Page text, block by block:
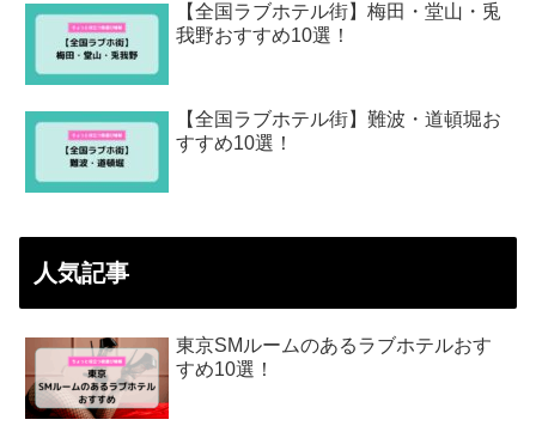
【全国ラブホテル街】梅田・堂山・兎
我野おすすめ10選！
【全国ラブホテル街】難波・道頓堀お
すすめ10選！
人気記事
東京SMルームのあるラブホテルおす
すめ10選！